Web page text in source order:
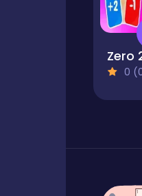
Zero
0 (0